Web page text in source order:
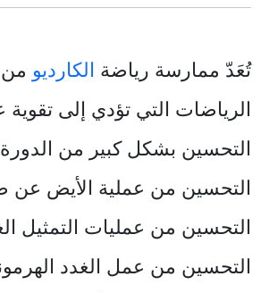
تُعَدّ ممارسة رياضة الكارديو من
الرياضات التي تؤدي إلى تقوية
التحسين بشكل كبير من الدورة
التحسين من عملية الأيض عن
التحسين من عمليات التمثيل
التحسين من عمل الغدد